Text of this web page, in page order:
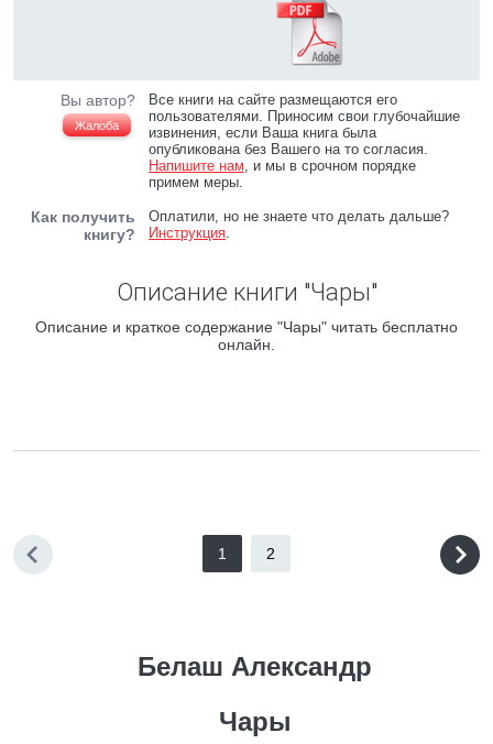
Вы автор?
Жалоба
Все книги на сайте размещаются его
пользователями. Приносим свои глубочайшие
извинения, если Ваша книга была
опубликована без Вашего на то согласия.
Напишите нам, и мы в срочном порядке
примем меры.
Как получить
книгу?
Оплатили, но не знаете что делать дальше?
Инструкция.
Описание книги "Чары"
Описание и краткое содержание "Чары" читать бесплатно
онлайн.
1 2
Белаш Александр
Чары